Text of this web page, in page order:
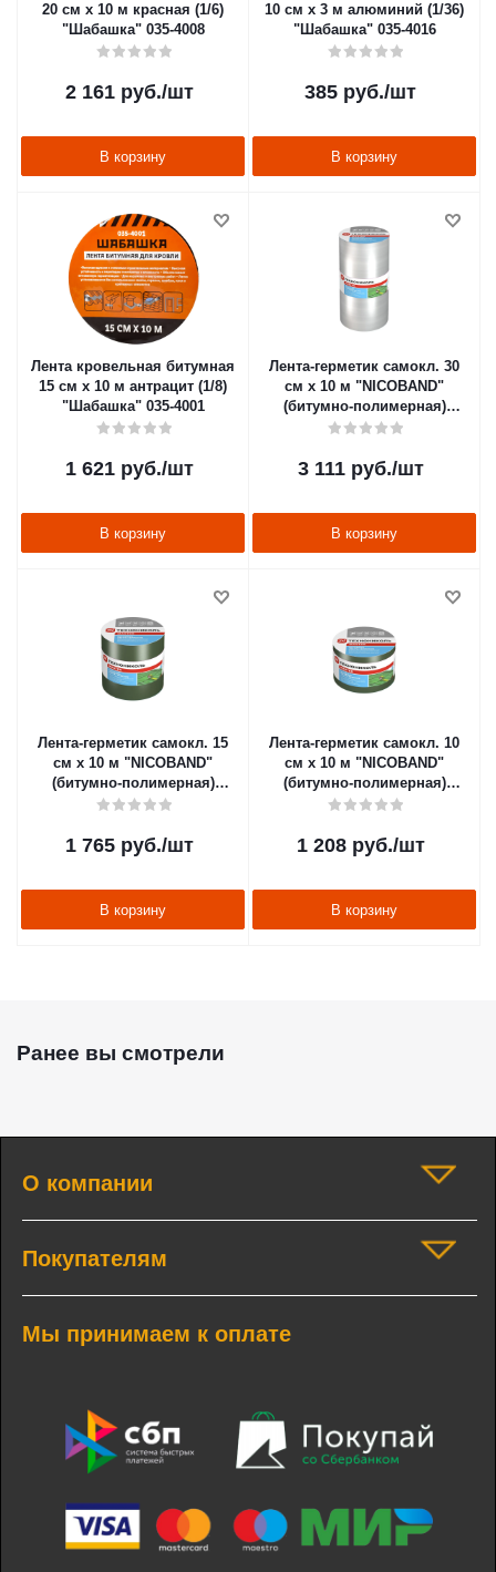
20 см х 10 м красная (1/6)
"Шабашка" 035-4008
2 161руб./шт
В корзину
10 см х 3 м алюминий (1/36)
"Шабашка" 035-4016
385 руб./шт
В корзину
Лента кровельная битумная
15 см х 10 м антрацит (1/8)
"Шабашка" 035-4001
1 621руб./шт
В корзину
Лента-герметик самокл. 30
см х 10 м "NICOBAND"
(битумно-полимерная)
серебристая (1)
3 111руб./шт
В корзину
Лента-герметик самокл. 15
см х 10 м "NICOBAND"
(битумно-полимерная)
зеленая (1/2) "Технониколь"
1 765руб./шт
В корзину
Лента-герметик самокл. 10
см х 10 м "NICOBAND"
(битумно-полимерная)
зеленая (1/3) "Технониколь"
1 208руб./шт
В корзину
Ранее вы смотрели
О компании
Покупателям
Мы принимаем к оплате